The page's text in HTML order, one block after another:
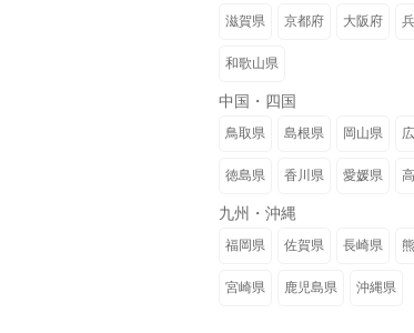
滋賀県 京都府 大阪府
和歌山県
中国・四国
鳥取県 島根県 岡山県
徳島県 香川県 愛媛県
九州・沖縄
福岡県 佐賀県 長崎県
宮崎県 鹿児島県 沖縄県